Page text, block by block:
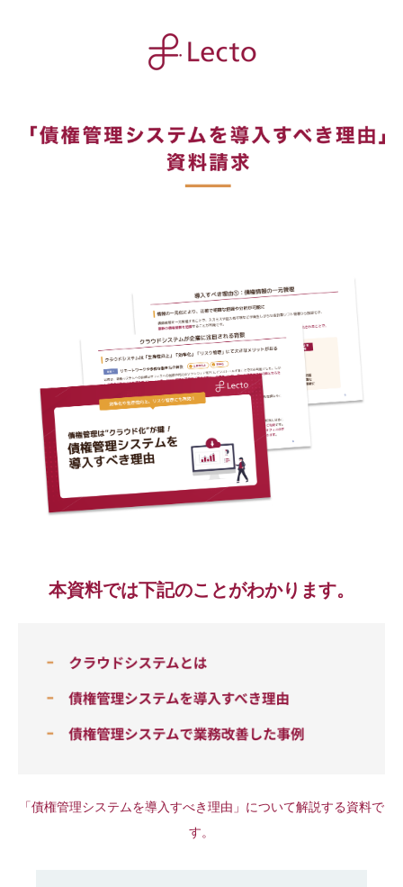
本資料では下記のことがわかります。
「債権管理システムを導入すべき理由」について解説する資料で
す。